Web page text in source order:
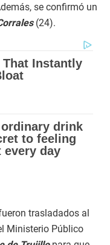
se confirmó un
(24).
trasladados al
Ministerio Público